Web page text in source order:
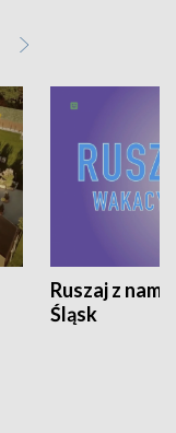
Ruszaj z
Śląsk